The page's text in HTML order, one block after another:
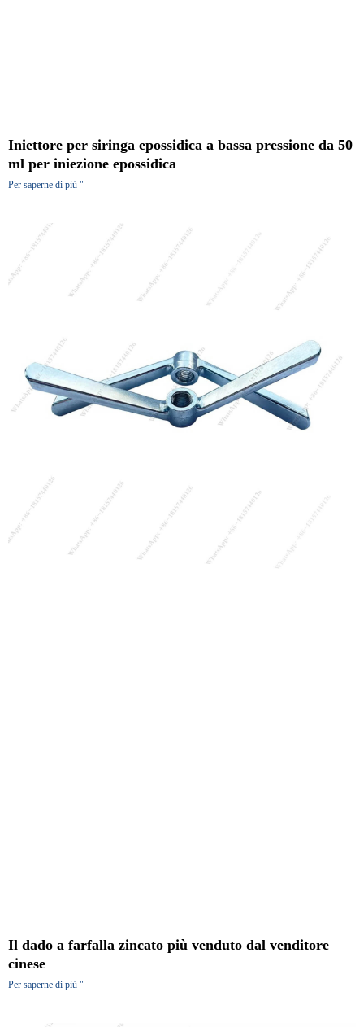
Iniettore per siringa epossidica a bassa pressione da 50
ml per iniezione epossidica
Per saperne di più "
Il dado a farfalla zincato più venduto dal venditore
cinese
Per saperne di più "